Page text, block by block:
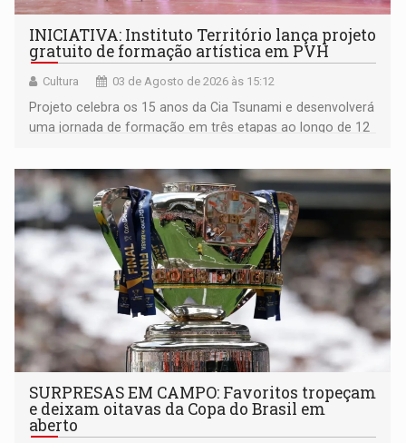
INICIATIVA: Instituto Território lança projeto
gratuito de formação artística em PVH
Cultura 03 de Agosto de 2026 às 15:12
Projeto celebra os 15 anos da Cia Tsunami e desenvolverá
uma jornada de formação em três etapas ao longo de 12
SURPRESAS EM CAMPO: Favoritos tropeçam
e deixam oitavas da Copa do Brasil em
aberto